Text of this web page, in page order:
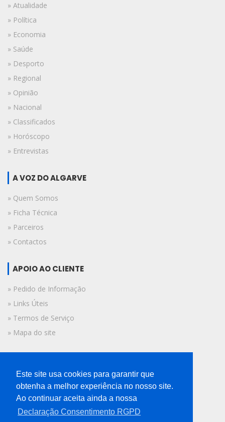
» Atualidade
» Política
» Economia
» Saúde
» Desporto
» Regional
» Opinião
» Nacional
» Classificados
» Horóscopo
» Entrevistas
A VOZ DO ALGARVE
» Quem Somos
» Ficha Técnica
» Parceiros
» Contactos
APOIO AO CLIENTE
» Pedido de Informação
» Links Úteis
» Termos de Serviço
» Mapa do site
© 2019 A Voz do Algarve.
Todos os direitos reservados.
Este site usa cookies para garantir que
obtenha a melhor experiência no nosso site.
Ao continuar aceita ainda a nossa
Declaração Consentimento RGPD